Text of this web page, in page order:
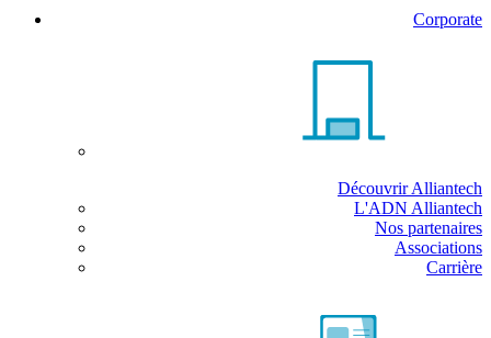
Corporate
Découvrir Alliantech
L'ADN Alliantech
Nos partenaires
Associations
Carrière